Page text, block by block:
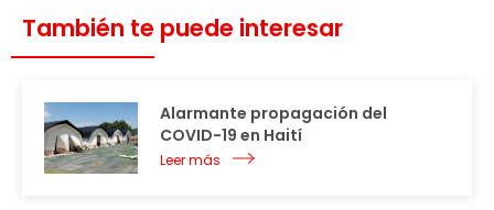
También te puede interesar
Alarmante propagación del
COVID-19 en Haití
Leer más